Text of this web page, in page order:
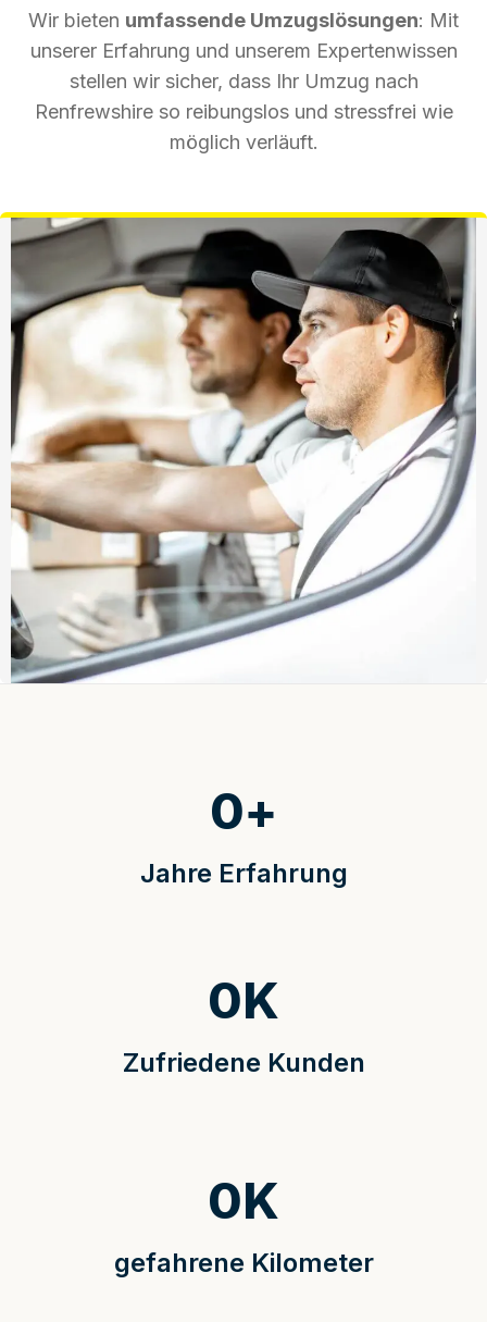
Wir bieten umfassende Umzugslösungen: Mit
unserer Erfahrung und unserem Expertenwissen
stellen wir sicher, dass Ihr Umzug nach
Renfrewshire so reibungslos und stressfrei wie
möglich verläuft.
Jahre Erfahrung
0+
Zufriedene Kunden
0K
gefahrene Kilometer
0K